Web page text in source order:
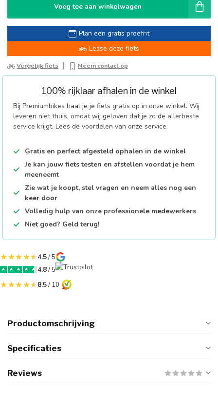
Voeg toe aan winkelwagen
Plan een gratis proefrit
Lease deze fiets
Vergelijk fiets Neem contact op
100% rijklaar afhalen in de winkel
Bij Premiumbikes haal je je fiets gratis op in onze winkel. Wij
leveren niet thuis, omdat wij geloven dat je zo de allerbeste
service krijgt. Lees de voordelen van onze service:
Gratis en perfect afgesteld ophalen in de winkel
Je kan jouw fiets testen en afstellen voordat je hem
meeneemt
Zie wat je koopt, stel vragen en neem alles nog een
keer door
Volledig hulp van onze professionele medewerkers
Niet goed? Geld terug!
4.5/ 5
4.8/ 5
8.5/ 10
Productomschrijving
Specificaties
Reviews